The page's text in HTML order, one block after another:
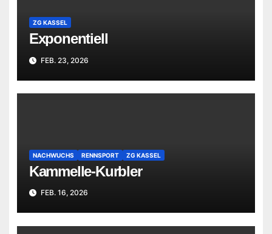
ZG KASSEL
Exponentiell
FEB. 23, 2026
NACHWUCHS RENNSPORT ZG KASSEL
Kammelle-Kurbler
FEB. 16, 2026